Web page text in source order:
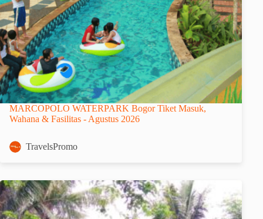
MARCOPOLO WATERPARK Bogor Tiket Masuk,
Wahana & Fasilitas - Agustus 2026
TravelsPromo